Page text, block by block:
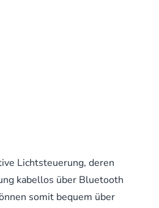
Lichtsteuerung, deren
kabellos über Bluetooth
somit bequem über